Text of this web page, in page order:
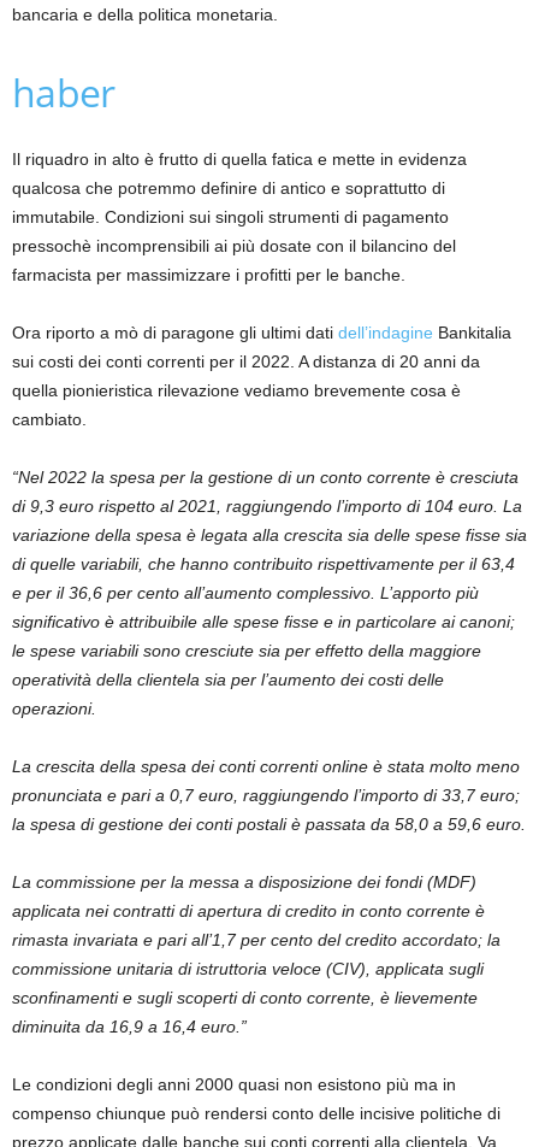
bancaria e della politica monetaria.
haber
Il riquadro in alto è frutto di quella fatica e mette in evidenza
qualcosa che potremmo definire di antico e soprattutto di
immutabile. Condizioni sui singoli strumenti di pagamento
pressochè incomprensibili ai più dosate con il bilancino del
farmacista per massimizzare i profitti per le banche.
Ora riporto a mò di paragone gli ultimi dati dell’indagine Bankitalia
sui costi dei conti correnti per il 2022. A distanza di 20 anni da
quella pionieristica rilevazione vediamo brevemente cosa è
cambiato.
“Nel 2022 la spesa per la gestione di un conto corrente è cresciuta
di 9,3 euro rispetto al 2021, raggiungendo l’importo di 104 euro. La
variazione della spesa è legata alla crescita sia delle spese fisse sia
di quelle variabili, che hanno contribuito rispettivamente per il 63,4
e per il 36,6 per cento all’aumento complessivo. L’apporto più
significativo è attribuibile alle spese fisse e in particolare ai canoni;
le spese variabili sono cresciute sia per effetto della maggiore
operatività della clientela sia per l’aumento dei costi delle
operazioni.
La crescita della spesa dei conti correnti online è stata molto meno
pronunciata e pari a 0,7 euro, raggiungendo l’importo di 33,7 euro;
la spesa di gestione dei conti postali è passata da 58,0 a 59,6 euro.
La commissione per la messa a disposizione dei fondi (MDF)
applicata nei contratti di apertura di credito in conto corrente è
rimasta invariata e pari all’1,7 per cento del credito accordato; la
commissione unitaria di istruttoria veloce (CIV), applicata sugli
sconfinamenti e sugli scoperti di conto corrente, è lievemente
diminuita da 16,9 a 16,4 euro.”
Le condizioni degli anni 2000 quasi non esistono più ma in
compenso chiunque può rendersi conto delle incisive politiche di
prezzo applicate dalle banche sui conti correnti alla clientela. Va